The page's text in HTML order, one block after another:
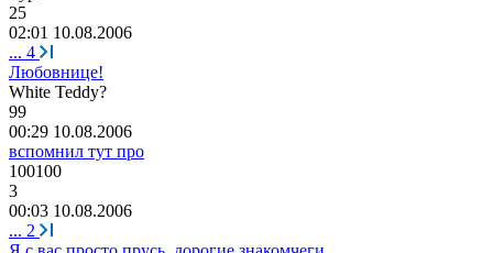
25
02:01 10.08.2006
... 4
Любовнице!
White Teddy?
99
00:29 10.08.2006
вспомнил тут про
100100
3
00:03 10.08.2006
... 2